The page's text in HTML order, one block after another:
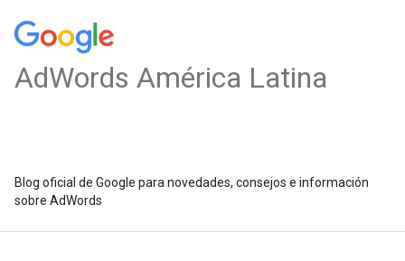
AdWords América Latina
Blog oficial de Google para novedades, consejos e información
sobre AdWords